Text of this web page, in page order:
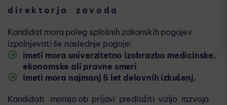
d i r e k t o r j a z a v o d a
Kandidat mora poleg splošnih zakonskih pogojev
izpolnjevati še naslednje pogoje:
imeti mora univerzitetno izobrazbo medicinske,
ekonomske ali pravne smeri
imeti mora najmanj 5 let delovnih izkušenj.
Kandidati morajo ob prijavi predložiti vizijo razvoja